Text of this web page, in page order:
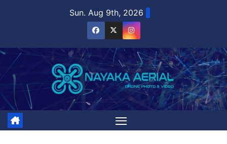
Sun. Aug 9th, 2026